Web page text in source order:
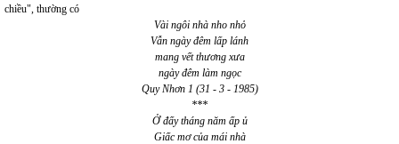
chiều", thường có
Vài ngôi nhà nho nhỏ
Vẫn ngày đêm lấp lánh
mang vết thương xưa
ngày đêm làm ngọc
Quy Nhơn 1 (31 - 3 - 1985)
***
Ở đấy tháng năm ấp ủ
Giấc mơ của mái nhà